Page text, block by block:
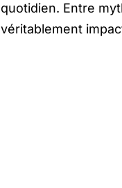
quotidien. Entre
véritablement